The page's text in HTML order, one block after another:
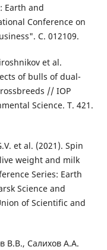
Earth and
Conference on
С. 012109.
et al.
of bulls of dual-
// IOP
Science. Т. 421.
et al. (2021). Spin
weight and milk
Series: Earth
Science and
of Scientific and
В.В., Салихов А.А.